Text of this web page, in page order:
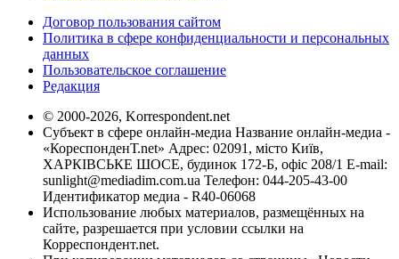
Договор пользования сайтом
Политика в сфере конфиденциальности и персональных
данных
Пользовательское соглашение
Редакция
© 2000-2026, Korrespondent.net
Субъект в сфере онлайн-медиа Название онлайн-медиа -
«КореспонденТ.net» Адрес: 02091, місто Київ,
ХАРКІВСЬКЕ ШОСЕ, будинок 172-Б, офіс 208/1 E-mail:
sunlight@mediadim.com.ua Телефон: 044-205-43-00
Идентификатор медиа - R40-06068
Использование любых материалов, размещённых на
сайте, разрешается при условии ссылки на
Корреспондент.net.